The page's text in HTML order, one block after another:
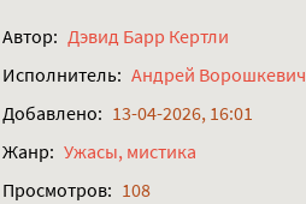
Автор: Дэвид Барр Кертли
Исполнитель: Андрей Ворошкевич
Добавлено: 13-04-2026, 16:01
Жанр: Ужасы, мистика
Просмотров: 108